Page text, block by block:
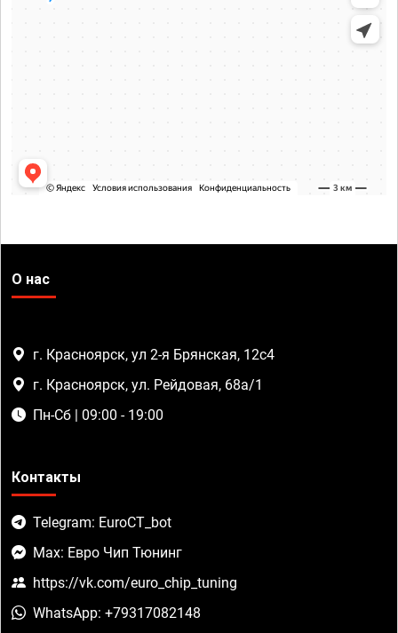
О нас
г. Красноярск, ул 2-я Брянская, 12с4
г. Красноярск, ул. Рейдовая, 68а/1
Пн-Сб | 09:00 - 19:00
Контакты
Telegram: EuroCT_bot
Max: Евро Чип Тюнинг
https://vk.com/euro_chip_tuning
WhatsApp: +79317082148